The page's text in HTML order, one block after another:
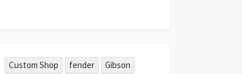
Custom Shop fender
Gibson